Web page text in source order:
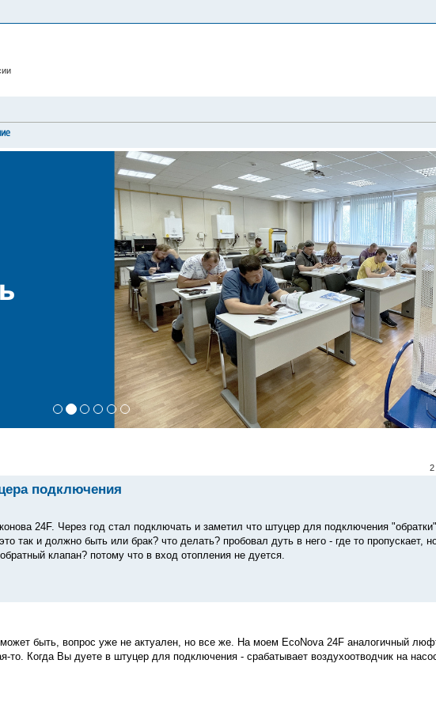
2
подключения
24F. Через год стал подключать и заметил что штуцер для подключения
так и должно быть или брак? что делать? пробовал дуть в него - где то пропускает,
клапан? потому что в вход отопления не дуется.
быть, вопрос уже не актуален, но все же. На моем EcoNova 24F аналогичный
то. Когда Вы дуете в штуцер для подключения - срабатывает воздухоотводчик на